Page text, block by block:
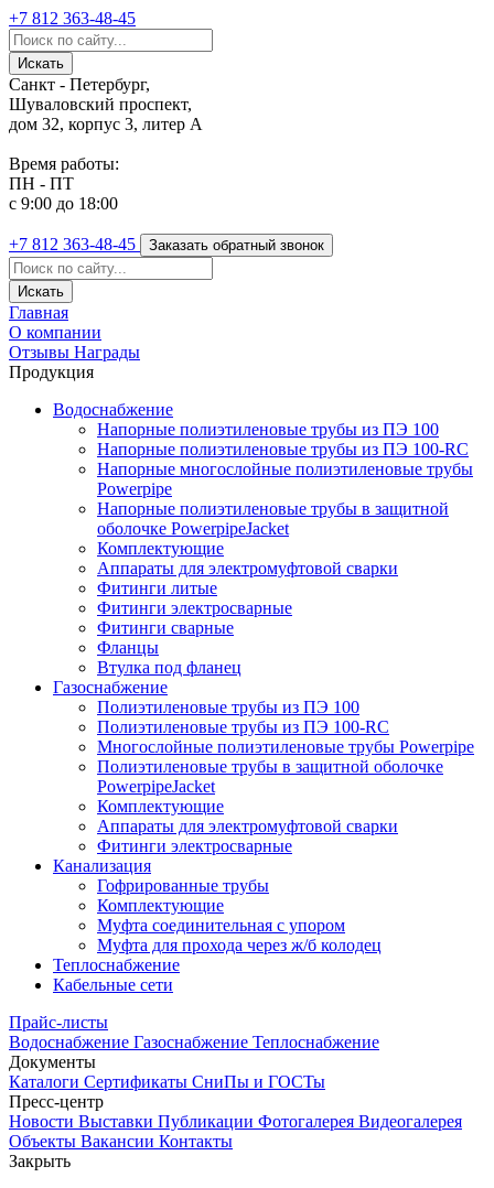
+7 812 363-48-45
Санкт - Петербург,
Шуваловский проспект,
дом 32, корпус 3, литер А
Время работы:
ПН - ПТ
с 9:00 до 18:00
+7 812 363-48-45 Заказать обратный звонок
Главная
О компании
Отзывы Награды
Продукция
Водоснабжение
Напорные полиэтиленовые трубы из ПЭ 100
Напорные полиэтиленовые трубы из ПЭ 100-RC
Напорные многослойные полиэтиленовые трубы
Powerpipe
Напорные полиэтиленовые трубы в защитной
оболочке PowerpipeJacket
Комплектующие
Аппараты для электромуфтовой сварки
Фитинги литые
Фитинги электросварные
Фитинги сварные
Фланцы
Втулка под фланец
Газоснабжение
Полиэтиленовые трубы из ПЭ 100
Полиэтиленовые трубы из ПЭ 100-RC
Многослойные полиэтиленовые трубы Powerpipe
Полиэтиленовые трубы в защитной оболочке
PowerpipeJacket
Комплектующие
Аппараты для электромуфтовой сварки
Фитинги электросварные
Канализация
Гофрированные трубы
Комплектующие
Муфта соединительная с упором
Муфта для прохода через ж/б колодец
Теплоснабжение
Кабельные сети
Прайс-листы
Водоснабжение Газоснабжение Теплоснабжение
Документы
Каталоги Сертификаты СниПы и ГОСТы
Пресс-центр
Новости Выставки Публикации Фотогалерея Видеогалерея
Объекты Вакансии Контакты
Закрыть